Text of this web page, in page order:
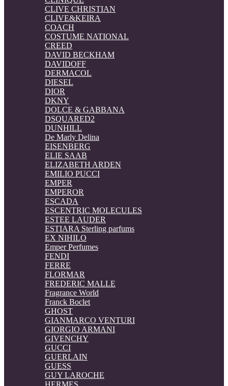
CLIVE CHRISTIAN
CLIVE&KEIRA
COACH
COSTUME NATIONAL
CREED
DAVID BECKHAM
DAVIDOFF
DERMACOL
DIESEL
DIOR
DKNY
DOLCE & GABBANA
DSQUARED2
DUNHILL
De Marly Delina
EISENBERG
ELIE SAAB
ELIZABETH ARDEN
EMILIO PUCCI
EMPER
EMPEROR
ESCADA
ESCENTRIC MOLECULES
ESTEE LAUDER
ESTIARA Sterling parfums
EX NIHILO
Emper Perfumes
FENDI
FERRE
FLORMAR
FREDERIC MALLE
Fragrance World
Franck Boclet
GHOST
GIANMARCO VENTURI
GIORGIO ARMANI
GIVENCHY
GUCCI
GUERLAIN
GUESS
GUY LAROCHE
HERMES